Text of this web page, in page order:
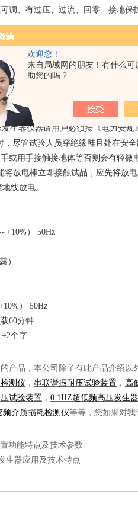
欢迎您！
来自局域网的朋友！有什么可
助您的吗？
调、有过压、过流、回零、接地
雷器测量带来*的方便。本仪器控
75%的数据，做完后应立即将升
试验。
器使用安全警示：
必须是具有“高压试验上岗证"的专业
生器仪器请用户必须按《电力安
，尽管试验人员穿绝缘鞋且处在安
或用手接触接地体等否则会有轻
将放电棒立即接触试品，应先将放
线放电。
+10%） 50Hz
）
） 50Hz
60分钟
±2个字
产品，本公司除了有此产品介绍以
测仪 ， 串联谐振耐压试验装置 ， 高
试验装置 ， 0.1HZ超低频高压发生器
频介质损耗检测仪等等，您如果对我
功能特点及技术参数
生器应用及技术特点